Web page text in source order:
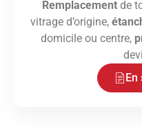
Remplacementde
vitrage d’origine,
domicile ou centre,